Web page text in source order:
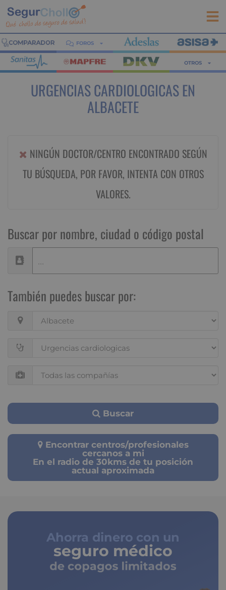
FOROS
OTROS
URGENCIAS CARDIOLOGICAS EN
ALBACETE
NINGÚN DOCTOR/CENTRO ENCONTRADO SEGÚN
TU BÚSQUEDA, POR FAVOR, INTENTA CON OTROS
VALORES.
Buscar por nombre, ciudad o código postal
También puedes buscar por:
Buscar
Encontrar centros/profesionales
cercanos a mi
En el radio de 30kms de tu posición
actual aproximada
Ahorra dinero con un
seguro médico
de copagos limitados